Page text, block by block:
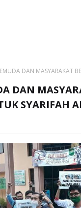
DAN MASYARAKAT
DAN
SYARIFAH